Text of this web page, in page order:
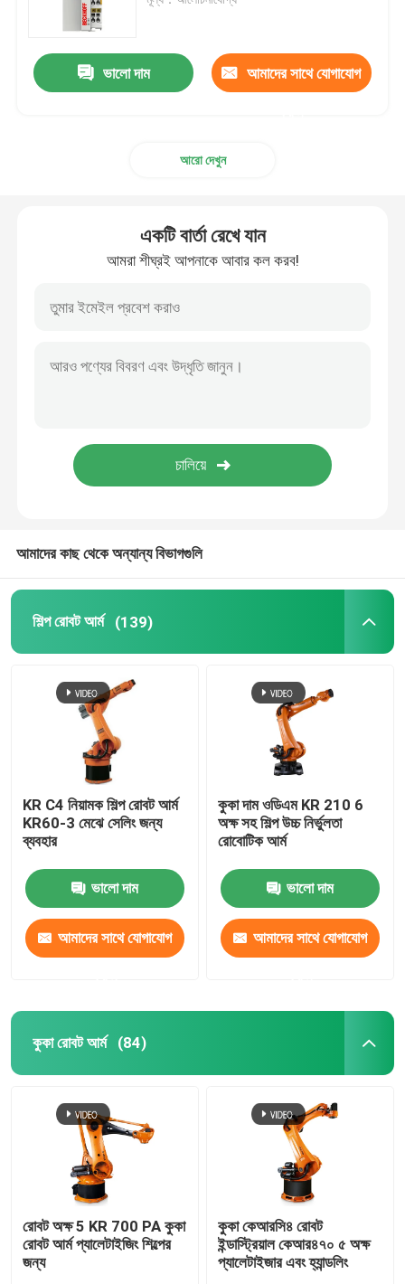
কাওয়াসাকি রোবট আর্ম
ভালো দাম আমাদের সাথে যোগাযোগ
আরো দেখুন
একটি বার্তা রেখে যান
আমরা শীঘ্রই আপনাকে আবার কল করব!
আমাদের কাছ থেকে অন্যান্য বিভাগগুলি
শিল্প রোবট আর্ম (139)
KR C4 নিয়ামক শিল্প রোবট আর্ম
KR60-3 মেঝে সেলিং জন্য
ব্যবহার
ভালো দাম
আমাদের সাথে যোগাযোগ
কুকা দাম ওডিএম KR 210 6
অক্ষ সহ শিল্প উচ্চ নির্ভুলতা
রোবোটিক আর্ম
ভালো দাম
আমাদের সাথে যোগাযোগ
কুকা রোবট আর্ম (84)
রোবট অক্ষ 5 KR 700 PA কুকা
রোবট আর্ম প্যালেটাইজিং শিল্পের
জন্য
কুকা কেআরসি৪ রোবট
ইন্ডাস্ট্রিয়াল কেআর৪৭০ ৫ অক্ষ
প্যালেটাইজার এবং হ্যান্ডলিং